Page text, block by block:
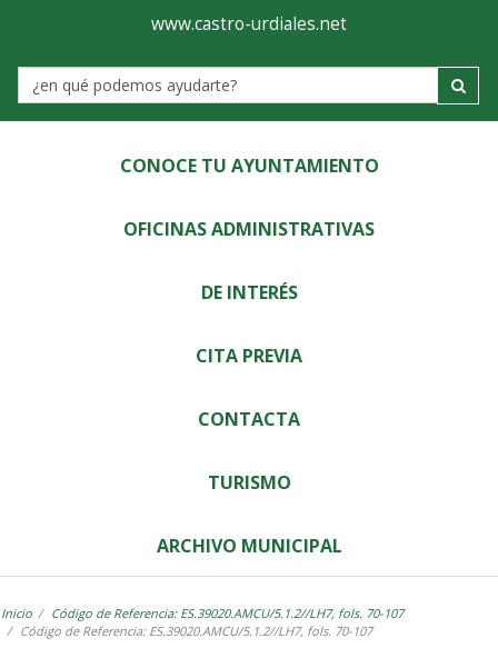
Ayuntamiento
de
Castro-
Urdiales
www.castro-urdiales.net
Label
CONOCE TU AYUNTAMIENTO
OFICINAS ADMINISTRATIVAS
DE INTERÉS
CITA PREVIA
CONTACTA
TURISMO
ARCHIVO MUNICIPAL
Inicio
Código de Referencia: ES.39020.AMCU/5.1.2//LH7, fols. 70-107
Código de Referencia: ES.39020.AMCU/5.1.2//LH7, fols. 70-107